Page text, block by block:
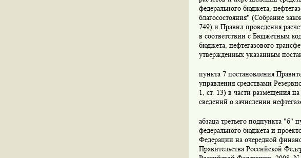
федерального бюджета,
благосостояния" (Собрание
749) и Правил проведения
в соответствии с Бюджетным
бюджета, нефтегазового
утвержденных указанным
пункта 7 постановления
управления средствами
1, ст. 13) в части размещения
сведений о зачислении
абзаца третьего подпункта "б"
федерального бюджета и
Федерации на очередной
Правительства Российской